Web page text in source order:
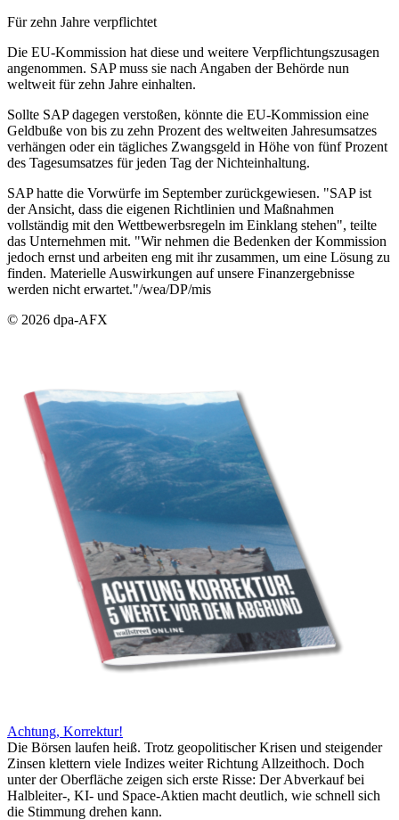
Für zehn Jahre verpflichtet
Die EU-Kommission hat diese und weitere Verpflichtungszusagen
angenommen. SAP muss sie nach Angaben der Behörde nun
weltweit für zehn Jahre einhalten.
Sollte SAP dagegen verstoßen, könnte die EU-Kommission eine
Geldbuße von bis zu zehn Prozent des weltweiten Jahresumsatzes
verhängen oder ein tägliches Zwangsgeld in Höhe von fünf Prozent
des Tagesumsatzes für jeden Tag der Nichteinhaltung.
SAP hatte die Vorwürfe im September zurückgewiesen. "SAP ist
der Ansicht, dass die eigenen Richtlinien und Maßnahmen
vollständig mit den Wettbewerbsregeln im Einklang stehen", teilte
das Unternehmen mit. "Wir nehmen die Bedenken der Kommission
jedoch ernst und arbeiten eng mit ihr zusammen, um eine Lösung zu
finden. Materielle Auswirkungen auf unsere Finanzergebnisse
werden nicht erwartet."/wea/DP/mis
© 2026 dpa-AFX
Achtung, Korrektur!
Die Börsen laufen heiß. Trotz geopolitischer Krisen und steigender
Zinsen klettern viele Indizes weiter Richtung Allzeithoch. Doch
unter der Oberfläche zeigen sich erste Risse: Der Abverkauf bei
Halbleiter-, KI- und Space-Aktien macht deutlich, wie schnell sich
die Stimmung drehen kann.